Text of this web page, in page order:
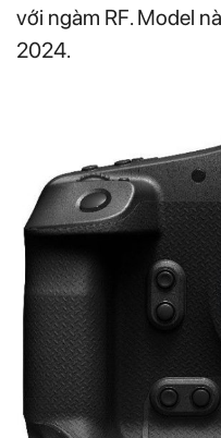
với ngàm RF. Model
2024.